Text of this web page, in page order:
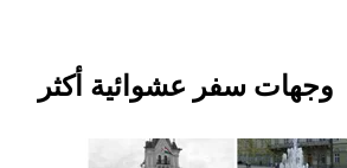
وجهات سفر عشوائية أكثر